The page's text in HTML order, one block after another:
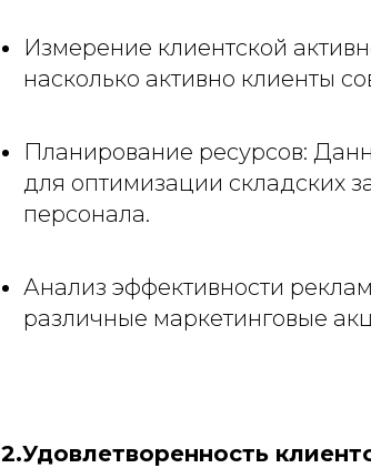
Измерение клиентской
насколько активно клиенты
Планирование ресурсов:
для оптимизации складских
персонала.
Анализ эффективности
различные маркетинговые
2.Удовлетворенность